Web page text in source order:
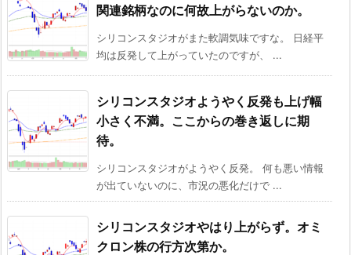
関連銘柄なのに何故上がらないのか。
シリコンスタジオがまた軟調気味ですな。 日経平
均は反発して上がっていたのですが、 ...
シリコンスタジオようやく反発も上げ幅
小さく不満。ここからの巻き返しに期
待。
シリコンスタジオがようやく反発。 何も悪い情報
が出ていないのに、市況の悪化だけで ...
シリコンスタジオやはり上がらず。オミ
クロン株の行方次第か。